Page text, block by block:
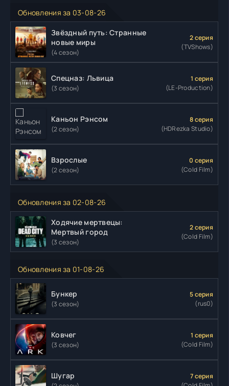
Обновления за 03-08-26
Звёздный путь: Странные
новые миры
(4 сезон)
2 серия
(TVShows)
Спецназ: Львица
(3 сезон)
1 серия
(LE-Production)
Каньон Рэнсом
(2 сезон)
8 серия
(HDRezka Studio)
Взрослые
(2 сезон)
0 серия
(Cold Film)
Обновления за 02-08-26
Ходячие мертвецы:
Мертвый город
(3 сезон)
2 серия
(Cold Film)
Обновления за 01-08-26
Бункер
(3 сезон)
5 серия
(rus0)
Ковчег
(3 сезон)
1 серия
(Cold Film)
Шугар
7 серия